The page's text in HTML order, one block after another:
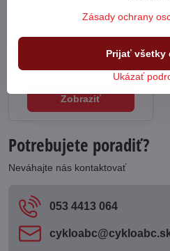
Duša 29x1,95-2,60 TPU FV
Duša na moderné horské bicykle
a elektrobicykle s priemerom 29
Pripravujeme
12 €
Zobraziť
Potrebujete poradiť?
Neváhajte nás kontaktovať
053 4413 064
Zásady ochrany
Ukázať
Prijať všetky